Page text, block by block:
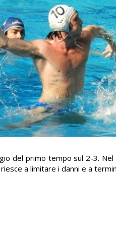
del primo tempo sul 2-3.
a limitare i danni e a